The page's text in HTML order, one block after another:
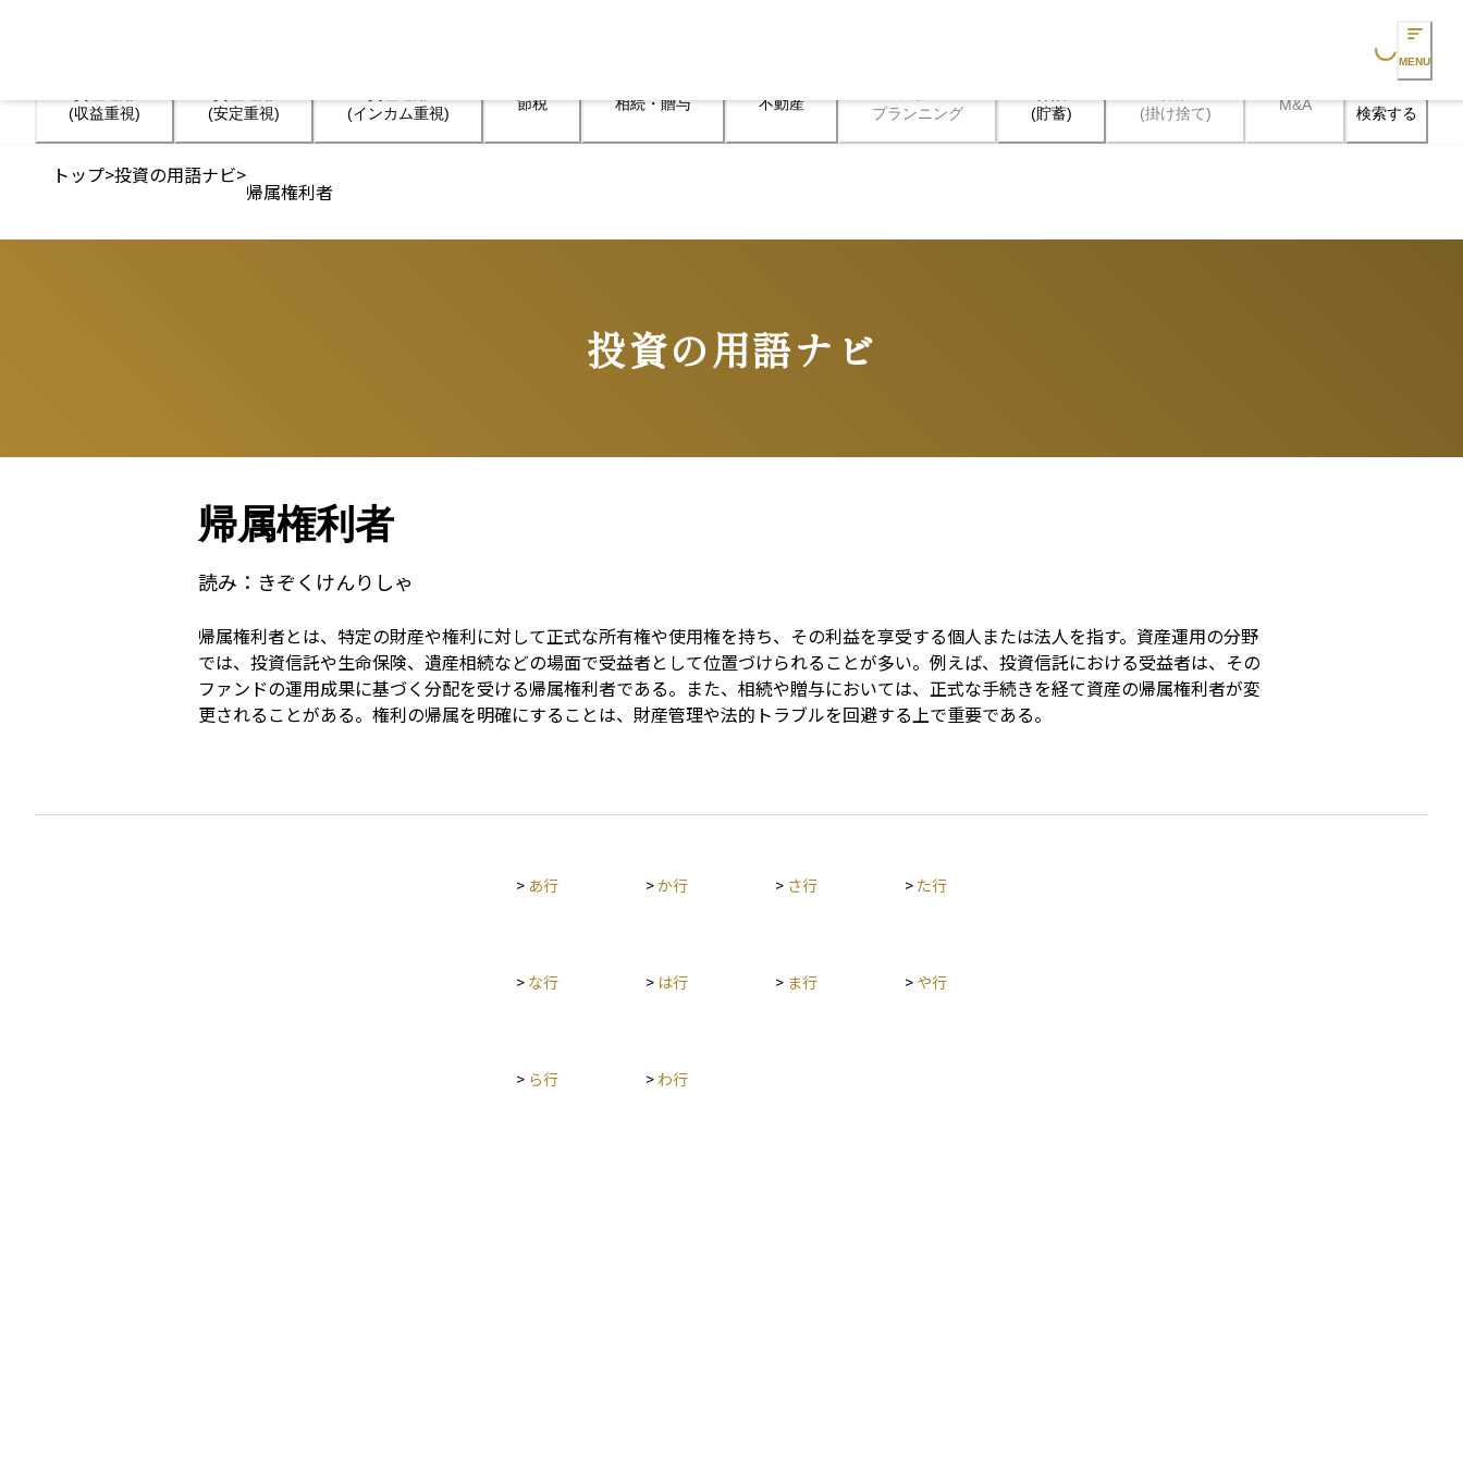
Loading...MENU
(収益重視)
(安定重視)
(インカム重視)
節税 相続・贈与 不動産
プランニング
(貯蓄)
(掛け捨て)
M&A 検索する
トップ>投資の用語ナビ>
帰属権利者
投資の用語ナビ
Terms
帰属権利者
読み： きぞくけんりしゃ
帰属権利者とは、特定の財産や権利に対して正式な所有権や使用権を持ち、その利益を享受する個人または法人を指す。資産運用の分野
では、投資信託や生命保険、遺産相続などの場面で受益者として位置づけられることが多い。例えば、投資信託における受益者は、その
ファンドの運用成果に基づく分配を受ける帰属権利者である。また、相続や贈与においては、正式な手続きを経て資産の帰属権利者が変
更されることがある。権利の帰属を明確にすることは、財産管理や法的トラブルを回避する上で重要である。
> あ行 >か行 > さ行 > た行
> な行 > は行 > ま行 > や行
> ら行 > わ行